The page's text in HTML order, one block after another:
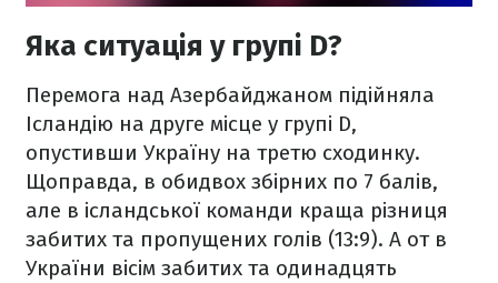
Яка ситуація у групі D?
Перемога над Азербайджаном підійняла
Ісландію на друге місце у групі D,
опустивши Україну на третю сходинку.
Щоправда, в обидвох збірних по 7 балів,
але в ісландської команди краща різниця
забитих та пропущених голів (13:9). А от в
України вісім забитих та одинадцять